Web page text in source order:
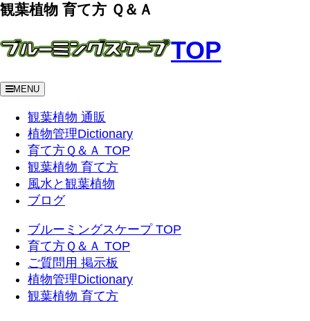
観葉植物 育て方 Ｑ＆Ａ
TOP
MENU
観葉植物 通販
植物管理Dictionary
育て方Ｑ＆Ａ TOP
観葉植物 育て方
風水と観葉植物
ブログ
ブルーミングスケープ TOP
育て方Ｑ＆Ａ TOP
ご質問用 掲示板
植物管理Dictionary
観葉植物 育て方